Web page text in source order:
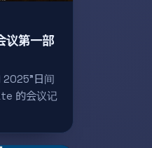
议第一部
2025”日间
的会议记